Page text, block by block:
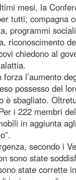
mesi, la
tutti; compagna
programmi
riconoscimento
chiedono al
l’aumento
possesso del
è sbagliato.
i 222 membri
in aggiunta
secondo i
sono state
state corrette